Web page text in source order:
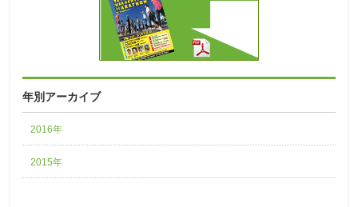
年別アーカイブ
2016年
2015年